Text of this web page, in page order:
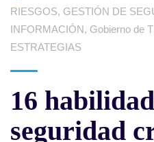
RIESGOS, GESTIÓN DE
INFORMACIÓN, Gobierno de
ESTRATEGIAS
16
seguridad